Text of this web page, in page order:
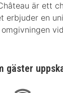
är ett
erbjuder en
gäster